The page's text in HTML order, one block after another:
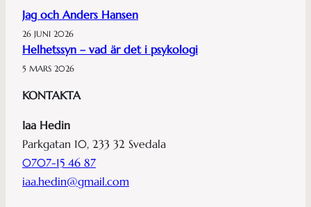
Jag och Anders Hansen
26 JUNI 2026
Helhetssyn – vad är det i psykologi
5 MARS 2026
KONTAKTA
Iaa Hedin
Parkgatan 10, 233 32 Svedala
0707-15 46 87
iaa.hedin@gmail.com